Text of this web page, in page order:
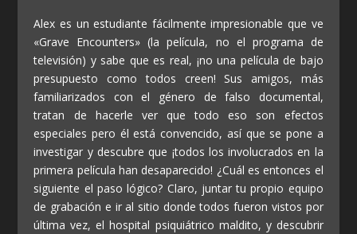
Alex es un estudiante fácilmente impresionable que ve
«Grave Encounters» (la película, no el programa de
televisión) y sabe que es real, ¡no una película de bajo
presupuesto como todos creen! Sus amigos, más
familiarizados con el género de falso documental,
tratan de hacerle ver que todo eso son efectos
especiales pero él está convencido, así que se pone a
investigar y descubre que ¡todos los involucrados en la
primera película han desaparecido! ¿Cuál es entonces el
siguiente el paso lógico? Claro, juntar tu propio equipo
de grabación e ir al sitio donde todos fueron vistos por
última vez, el hospital psiquiátrico maldito, y descubrir